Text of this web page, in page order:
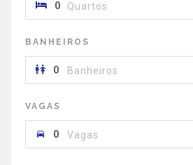
Quartos
BANHEIROS
Banheiros
VAGAS
Vagas